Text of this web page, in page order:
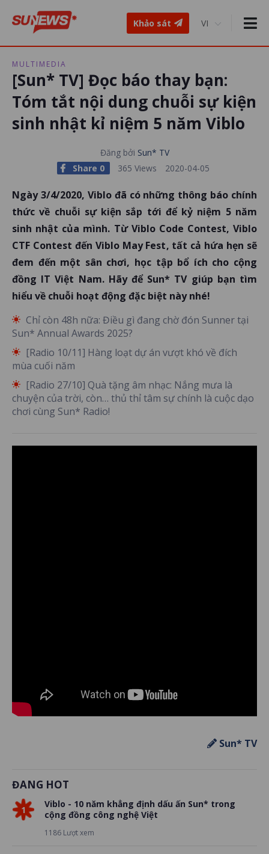
Khảo sát
MULTIMEDIA
[Sun* TV] Đọc báo thay bạn:
Tóm tắt nội dung chuỗi sự kiện
sinh nhật kỉ niệm 5 năm Viblo
Đăng bởi Sun* TV
Share 0
365 Views 2020-04-05
Ngày 3/4/2020, Viblo đã có những thông báo chính
thức về chuỗi sự kiện sắp tới để kỷ niệm 5 năm
sinh nhật của mình. Từ Viblo Code Contest, Viblo
CTF Contest đến Viblo May Fest, tất cả hứa hẹn sẽ
đem đến một sân chơi, học tập bổ ích cho cộng
đồng IT Việt Nam. Hãy để Sun* TV giúp bạn tìm
hiểu về chuỗi hoạt động đặc biệt này nhé!
Chỉ còn 48h nữa: Điều gì đang chờ đón Sunner tại
Sun* Annual Awards 2025?
[Radio 10/11] Hàng loạt dự án vượt khó về đích
mùa cuối năm
[Radio 27/10] Quà tặng âm nhạc: Nắng mưa là
chuyện của trời, còn… thủ thỉ tâm sự chính là cuộc dạo
chơi cùng Sun* Radio!
Sun* TV
ĐANG HOT
1
Viblo - 10 năm khẳng định dấu ấn Sun* trong
cộng đồng công nghệ Việt
1186 Lượt xem